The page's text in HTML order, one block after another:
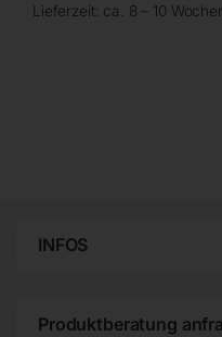
Lieferzeit: ca. 8 – 10
INFOS
Produktberatung